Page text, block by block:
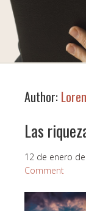
Author:
Las
12 de enero de
Comment